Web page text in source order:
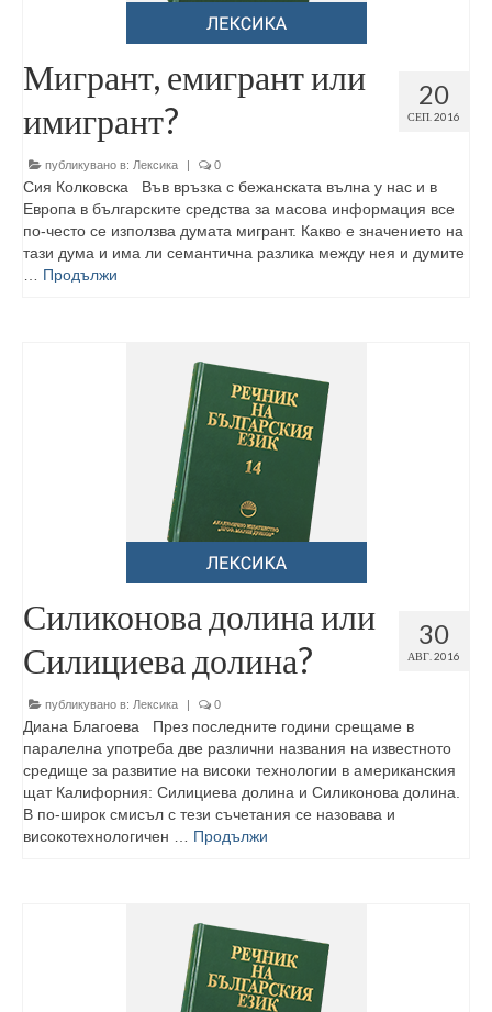
20
СЕП. 2016
Мигрант, емигрант или
имигрант?
публикувано в: Лексика | 0
Сия Колковска Във връзка с бежанската вълна у нас и в
Европа в българските средства за масова информация все
по-често се използва думата мигрант. Какво е значението на
тази дума и има ли семантична разлика между нея и думите
Продължи
30
АВГ. 2016
Силиконова долина или
Силициева долина?
публикувано в: Лексика | 0
Диана Благоева През последните години срещаме в
паралелна употреба две различни названия на известното
средище за развитие на високи технологии в американския
щат Калифорния: Силициева долина и Силиконова долина.
В по-широк смисъл с тези съчетания се назовава и
високотехнологичен … Продължи